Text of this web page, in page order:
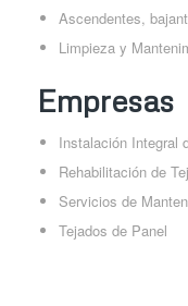
Ascendentes,
Limpieza y
Empresas
Instalación Integral
Rehabilitación de
Servicios de
Tejados de Panel